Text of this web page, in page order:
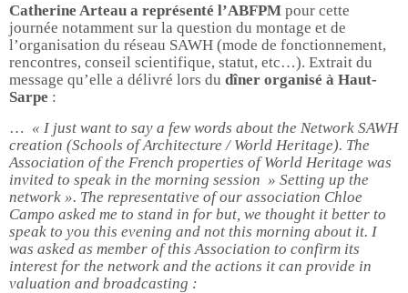
Catherine Arteau a représenté l’ABFPM pour cette
journée notamment sur la question du montage et de
l’organisation du réseau SAWH (mode de fonctionnement,
rencontres, conseil scientifique, statut, etc…). Extrait du
message qu’elle a délivré lors du dîner organisé à Haut-
Sarpe :
… « I just want to say a few words about the Network SAWH
creation (Schools of Architecture / World Heritage). The
Association of the French properties of World Heritage was
invited to speak in the morning session » Setting up the
network ». The representative of our association Chloe
Campo asked me to stand in for but, we thought it better to
speak to you this evening and not this morning about it. I
was asked as member of this Association to confirm its
interest for the network and the actions it can provide in
valuation and broadcasting :